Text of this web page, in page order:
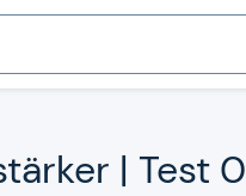
| Test